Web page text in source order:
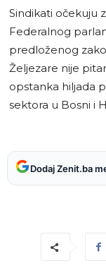
Sindikati očekuju
Federalnog
predloženog
Željezare nije
opstanka hiljada
sektora u Bosni i
Dodaj Zenit.ba